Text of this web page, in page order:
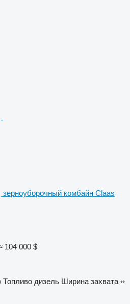
зерноуборочный комбайн Claas
104 000 $
Топливо дизель Ширина захвата